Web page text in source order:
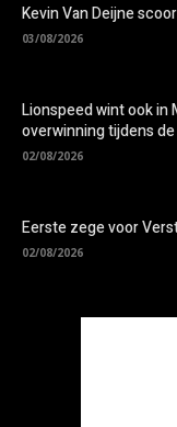
Kevin Van Deijne
03/08/2026
Lionspeed wint ook in
overwinning tijdens
02/08/2026
Eerste zege voor
02/08/2026